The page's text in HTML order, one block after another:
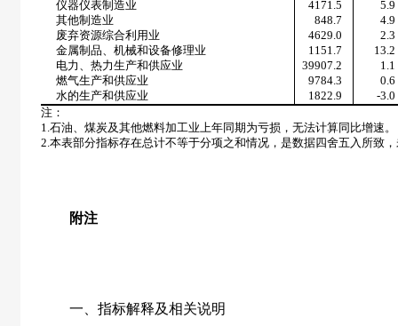
仪器仪表制造业
4171.5
5.9
其他制造业
848.7
4.9
废弃资源综合利用业
4629.0
2.3
金属制品、机械和设备修理业
1151.7
13.2
电力、热力生产和供应业
39907.2
1.1
燃气生产和供应业
9784.3
0.6
水的生产和供应业
1822.9
-3.0
注：
1. 石油、煤炭及其他燃料加工业上年同期为亏损，无法计算同比增速。
2. 本表部分指标存在总计不等于分项之和情况，是数据四舍五入所致
附注
一、指标解释及相关说明